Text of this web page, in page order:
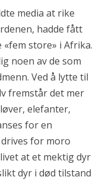
media at rike
hadde fått
store» i Afrika.
noen av de som
Ved å lytte til
fremstår det mer
elefanter,
for en
for moro
at et mektig dyr
dyr i død tilstand